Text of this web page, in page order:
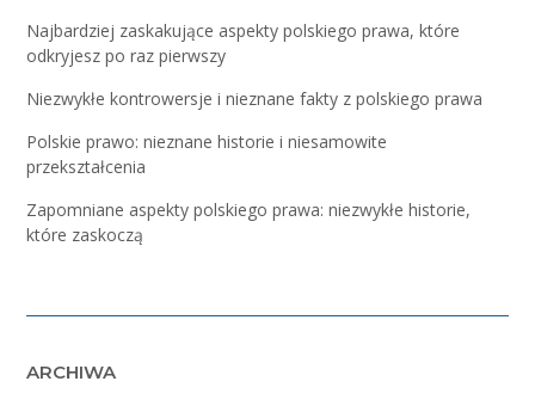
Najbardziej zaskakujące aspekty polskiego prawa, które
odkryjesz po raz pierwszy
Niezwykłe kontrowersje i nieznane fakty z polskiego prawa
Polskie prawo: nieznane historie i niesamowite
przekształcenia
Zapomniane aspekty polskiego prawa: niezwykłe historie,
które zaskoczą
ARCHIWA